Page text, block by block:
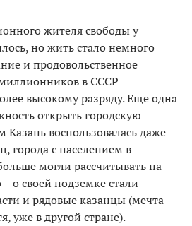
жителя свободы у
но жить стало немного
и продовольственное
в СССР
высокому разряду. Еще одна
открыть городскую
Казань воспользовалась даже
города с населением в
могли рассчитывать на
о своей подземке стали
и рядовые казанцы (мечта
уже в другой стране).